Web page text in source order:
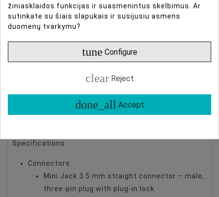
Aluminium, gold-plated contacts and cables made of
sound. The braided sleeving used in the cable
transmitted signals from the influence of
electromagnetic fields. Rubber insulation protects
locks built into the plugs prevent them from being
Specifications
Connectors:
Mini Jack 3.5 mm straight connector – male,
three-pin plug with plug-in lock
žiniasklaidos funkcijas ir suasmenintus skelbimus. Ar
sutinkate su šiais slapukais ir susijusiu asmens
duomenų tvarkymu?
tune Configure
clear Reject
done_all Accept